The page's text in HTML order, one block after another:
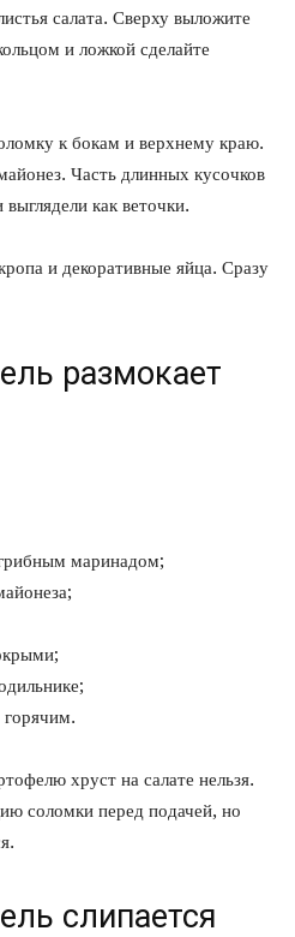
салата. Сверху выложите
и ложкой сделайте
к бокам и верхнему краю.
Часть длинных кусочков
как веточки.
и декоративные яйца. Сразу
размокает
маринадом;
хруст на салате нельзя.
соломки перед подачей, но
слипается